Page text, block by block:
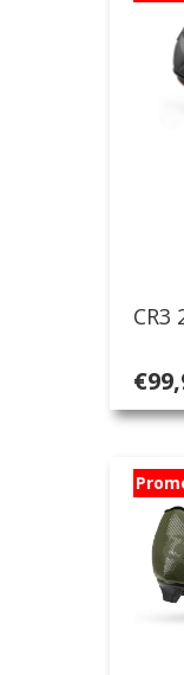
CR3
€